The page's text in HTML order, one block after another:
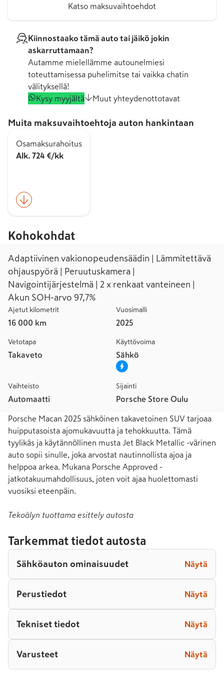
Katso maksuvaihtoehdot
Kiinnostaako tämä auto tai jäikö jokin
askarruttamaan?
Autamme mielellämme autounelmiesi
toteuttamisessa puhelimitse tai vaikka chatin
välityksellä!
Kysy myyjältä
Muut yhteydenottotavat
Muita maksuvaihtoehtoja auton hankintaan
Osamaksurahoitus
Alk. 724 €/kk
Kohokohdat
Adaptiivinen vakionopeudensäädin | Lämmitettävä
ohjauspyörä | Peruutuskamera |
Navigointijärjestelmä | 2 x renkaat vanteineen |
Akun SOH-arvo 97,7%
Ajetut kilometrit
16 000 km
Vuosimalli
2025
Vetotapa
Takaveto
Käyttövoima
Sähkö
Vaihteisto
Automaatti
Sijainti
Porsche Store Oulu
Porsche Macan 2025 sähköinen takavetoinen SUV tarjoaa
huipputasoista ajomukavuutta ja tehokkuutta. Tämä
tyylikäs ja käytännöllinen musta Jet Black Metallic -värinen
auto sopii sinulle, joka arvostat nautinnollista ajoa ja
helppoa arkea. Mukana Porsche Approved -
jatkotakuumahdollisuus, joten voit ajaa huolettomasti
vuosiksi eteenpäin.
Tekoälyn tuottama esittely autosta
Tarkemmat tiedot autosta
Sähköauton ominaisuudet Näytä
Perustiedot Näytä
Tekniset tiedot Näytä
Varusteet Näytä